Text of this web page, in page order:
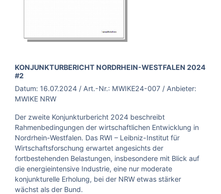
BROSCHÜRE:
KONJUNKTURBERICHT NORDRHEIN-WESTFALEN 2024
#2
Datum: 16.07.2024 / Art.-Nr.: MWIKE24-007 / Anbieter:
MWIKE NRW
Der zweite Konjunkturbericht 2024 beschreibt
Rahmenbedingungen der wirtschaftlichen Entwicklung in
Nordrhein-Westfalen. Das RWI – Leibniz-Institut für
Wirtschaftsforschung erwartet angesichts der
fortbestehenden Belastungen, insbesondere mit Blick auf
die energieintensive Industrie, eine nur moderate
konjunkturelle Erholung, bei der NRW etwas stärker
wächst als der Bund.